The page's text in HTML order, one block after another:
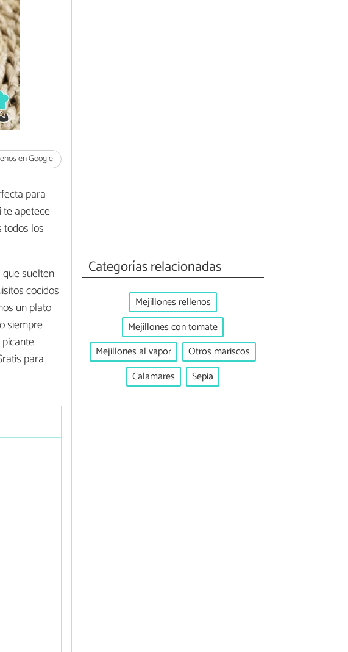
en Google
para
te apetece
todos los
suelten
cocidos
un plato
siempre
para
Categorías relacionadas
Mejillones rellenos
Mejillones con tomate
Mejillones al vapor
Otros mariscos
Calamares
Sepia